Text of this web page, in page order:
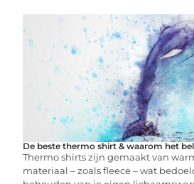
De beste thermo shirt & waarom het
Thermo shirts zijn gemaakt van
materiaal – zoals fleece – wat